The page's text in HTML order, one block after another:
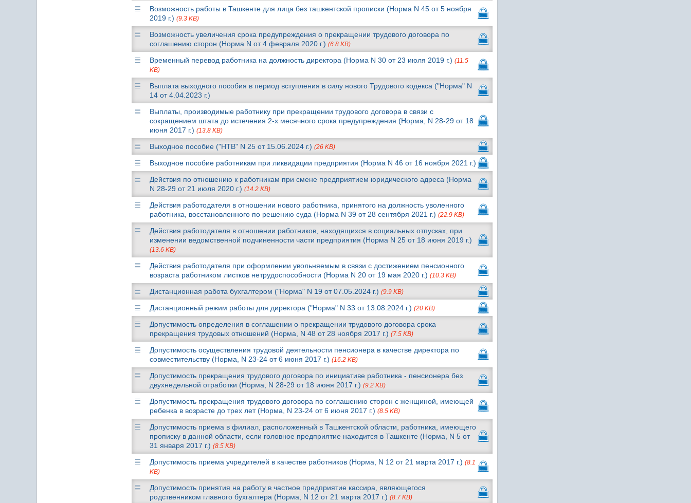
Возможность работы в Ташкенте для лица без ташкентской прописки (Норма N 45 от 5 ноября
2019 г.) (9.3 KB)
Возможность увеличения срока предупреждения о прекращении трудового договора по
соглашению сторон (Норма N от 4 февраля 2020 г.) (6.8 KB)
Временный перевод работника на должность директора (Норма N 30 от 23 июля 2019 г.) (11.5
KB)
Выплата выходного пособия в период вступления в силу нового Трудового кодекса ("Норма" N
14 от 4.04.2023 г.)
Выплаты, производимые работнику при прекращении трудового договора в связи с
сокращением штата до истечения 2-х месячного срока предупреждения (Норма, N 28-29 от 18
июня 2017 г.) (13.8 KB)
Выходное пособие ("НТВ" N 25 от 15.06.2024 г.) (26 KB)
Выходное пособие работникам при ликвидации предприятия (Норма N 46 от 16 ноября 2021 г.)
Действия по отношению к работникам при смене предприятием юридического адреса (Норма
N 28-29 от 21 июля 2020 г.) (14.2 KB)
Действия работодателя в отношении нового работника, принятого на должность уволенного
работника, восстановленного по решению суда (Норма N 39 от 28 сентября 2021 г.) (22.9 KB)
Действия работодателя в отношении работников, находящихся в социальных отпусках, при
изменении ведомственной подчиненности части предприятия (Норма N 25 от 18 июня 2019 г.)
(13.6 KB)
Действия работодателя при оформлении увольняемым в связи с достижением пенсионного
возраста работником листков нетрудоспособности (Норма N 20 от 19 мая 2020 г.) (10.3 KB)
Дистанционная работа бухгалтером ("Норма" N 19 от 07.05.2024 г.) (9.9 KB)
Дистанционный режим работы для директора ("Норма" N 33 от 13.08.2024 г.) (20 KB)
Допустимость определения в соглашении о прекращении трудового договора срока
прекращения трудовых отношений (Норма, N 48 от 28 ноября 2017 г.) (7.5 KB)
Допустимость осуществления трудовой деятельности пенсионера в качестве директора по
совместительству (Норма, N 23-24 от 6 июня 2017 г.) (16.2 KB)
Допустимость прекращения трудового договора по инициативе работника - пенсионера без
двухнедельной отработки (Норма, N 28-29 от 18 июня 2017 г.) (9.2 KB)
Допустимость прекращения трудового договора по соглашению сторон с женщиной, имеющей
ребенка в возрасте до трех лет (Норма, N 23-24 от 6 июня 2017 г.) (8.5 KB)
Допустимость приема в филиал, расположенный в Ташкентской области, работника, имеющего
прописку в данной области, если головное предприятие находится в Ташкенте (Норма, N 5 от
31 января 2017 г.) (8.5 KB)
Допустимость приема учредителей в качестве работников (Норма, N 12 от 21 марта 2017 г.) (8.1
KB)
Допустимость принятия на работу в частное предприятие кассира, являющегося
родственником главного бухгалтера (Норма, N 12 от 21 марта 2017 г.) (8.7 KB)